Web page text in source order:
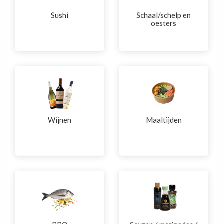
Sushi
Schaal/schelp en
oesters
Wijnen Maaltijden